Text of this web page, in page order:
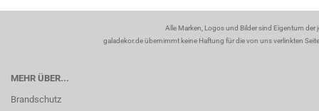
Alle Marken, Logos und Bilder sind Eigentum
galadekor.de übernimmt keine Haftung für die von uns verlinkten
MEHR ÜBER...
Brandschutz